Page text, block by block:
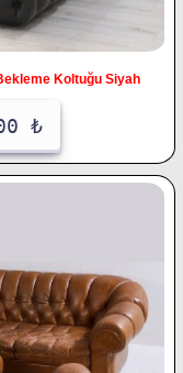
Koltuğu Siyah
₺